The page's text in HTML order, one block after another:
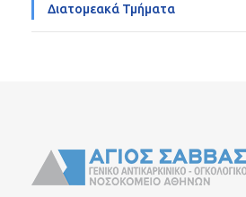
Διατομεακά Τμήματα